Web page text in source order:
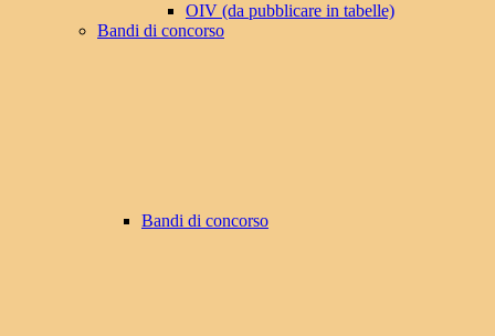
OIV (da pubblicare in tabelle)
Bandi di concorso
Bandi di concorso